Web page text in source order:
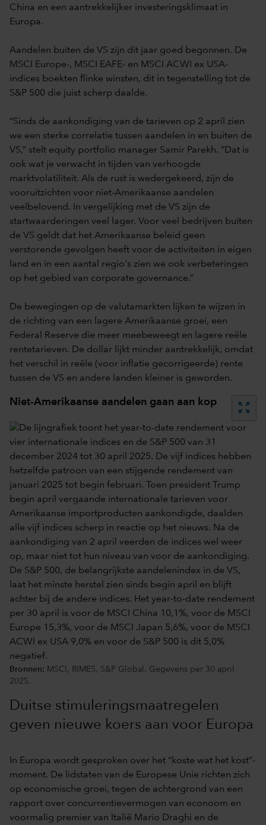
China en een aantrekkelijker investeringsklimaat in
Europa.
Aandelen buiten de VS zijn dit jaar goed begonnen. De
MSCI Europe-, MSCI EAFE- en MSCI ACWI ex USA-
indices boekten flinke winsten, dit in tegenstelling tot de
S&P 500 die juist scherp daalde.
“Sinds de aankondiging van de tarieven op 2 april zien
we een sterke correlatie tussen aandelen in en buiten de
VS,” stelt equity portfolio manager Samir Parekh. “Dat is
ook wat je verwacht in tijden van verhoogde
marktvolatiliteit. Als de rust is wedergekeerd, zijn de
vooruitzichten voor niet-Amerikaanse aandelen
veelbelovend. In vergelijking met de VS zijn de
startwaarderingen veel lager. Voor veel bedrijven buiten
de VS geldt dat het Amerikaanse beleid geen
verstorende gevolgen heeft voor de activiteiten in eigen
land en in een aantal regio's zien we ook verbeteringen
op het gebied van corporate governance.”
De bewegingen op de valutamarkten lijken te wijzen in
de richting van een lagere Amerikaanse groei, een
Federal Reserve die meer meebeweegt en lagere reële
rentetarieven. De dollar lijkt minder aantrekkelijk, omdat
het verschil in reële (voor inflatie gecorrigeerde) rente
tussen de VS en andere landen kleiner is geworden.
Niet-Amerikaanse aandelen gaan aan kop zoom_out_map
Bronnen: MSCI, RIMES, S&P Global. Gegevens per 30 april
2025.
Duitse stimuleringsmaatregelen
geven nieuwe koers aan voor Europa
In Europa wordt gesproken over het “koste wat het kost”-
moment. De lidstaten van de Europese Unie richten zich
op economische groei, tegen de achtergrond van een
rapport over concurrentievermogen van econoom en
voormalig premier van Italië Mario Draghi en de